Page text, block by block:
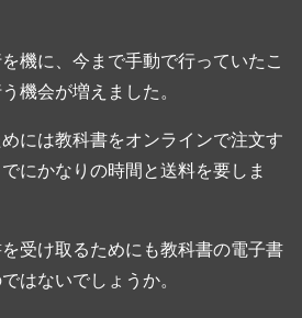
機に、今まで手動で行っていたこ
機会が増えました。
には教科書をオンラインで注文す
にかなりの時間と送料を要しま
受け取るためにも教科書の電子書
はないでしょうか。